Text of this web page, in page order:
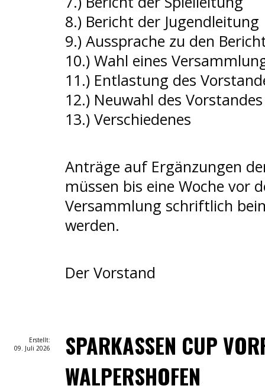
8.) Bericht der Jugendleitung
9.) Aussprache zu den
10.) Wahl eines
11.) Entlastung des
12.) Neuwahl des Vorstandes
13.) Verschiedenes
Anträge auf Ergänzungen
müssen bis eine Woche vor
Versammlung schriftlich
werden.
Der Vorstand
Erstellt:
09. Juli 2026
SPARKASSEN CUP
WALPERSHOFEN